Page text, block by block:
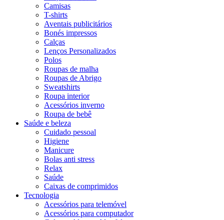
Camisas
T-shirts
Aventais publicitários
Bonés impressos
Calças
Lenços Personalizados
Polos
Roupas de malha
Roupas de Abrigo
Sweatshirts
Roupa interior
Acessórios inverno
Roupa de bebê
Saúde e beleza
Cuidado pessoal
Higiene
Manicure
Bolas anti stress
Relax
Saúde
Caixas de comprimidos
Tecnologia
Acessórios para telemóvel
Acessórios para computador